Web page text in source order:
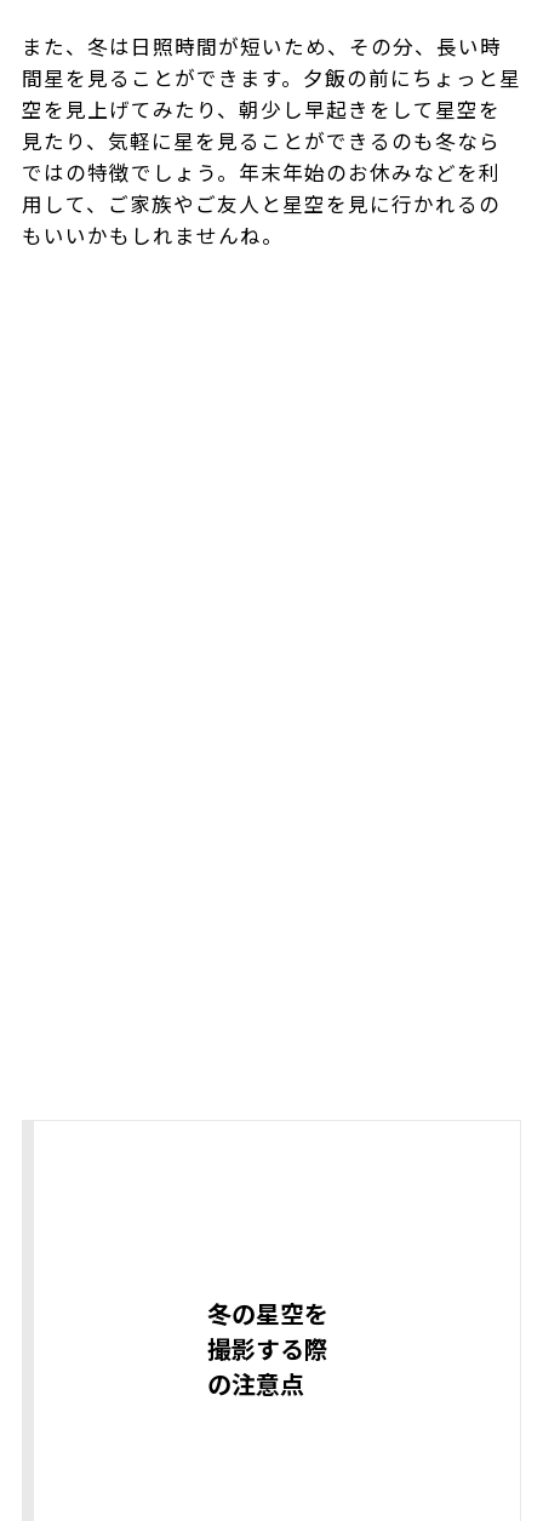
また、冬は日照時間が短いため、その分、長い時
間星を見ることができます。夕飯の前にちょっと星
空を見上げてみたり、朝少し早起きをして星空を
見たり、気軽に星を見ることができるのも冬なら
ではの特徴でしょう。年末年始のお休みなどを利
用して、ご家族やご友人と星空を見に行かれるの
もいいかもしれませんね。
冬の星空を
撮影する際
の注意点